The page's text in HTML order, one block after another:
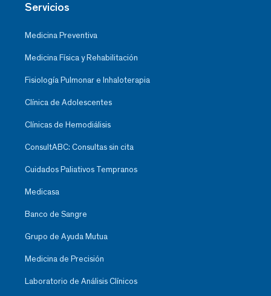
Servicios
Medicina Preventiva
Medicina Física y Rehabilitación
Fisiología Pulmonar e Inhaloterapia
Clínica de Adolescentes
Clínicas de Hemodiálisis
ConsultABC: Consultas sin cita
Cuidados Paliativos Tempranos
Medicasa
Banco de Sangre
Grupo de Ayuda Mutua
Medicina de Precisión
Laboratorio de Análisis Clínicos